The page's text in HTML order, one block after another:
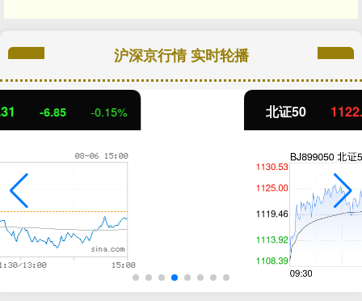
沪深京行情 实时轮播
北证50 0.30%